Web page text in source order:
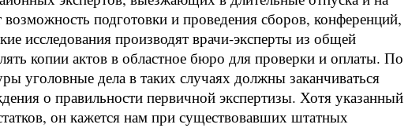
подготовки и проведения сборов, конференций,
исследования производят врачи-эксперты из общей
копии актов в областное бюро для проверки и оплаты. По
уголовные дела в таких случаях должны заканчиваться
о правильности первичной экспертизы. Хотя указанный
он кажется нам при существовавших штатных